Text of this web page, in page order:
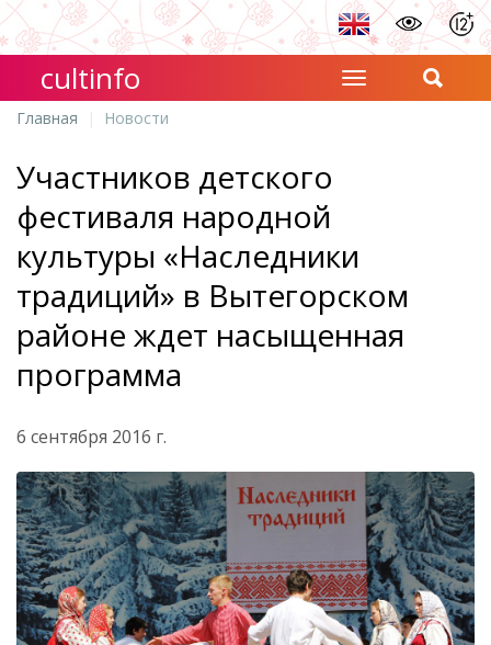
cultinfo
Главная Новости
Участников детского
фестиваля народной
культуры «Наследники
традиций» в Вытегорском
районе ждет насыщенная
программа
6 сентября 2016 г.